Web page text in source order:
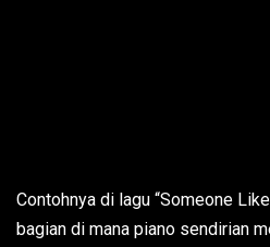
Contohnya di lagu “Someone
bagian di mana piano sendirian